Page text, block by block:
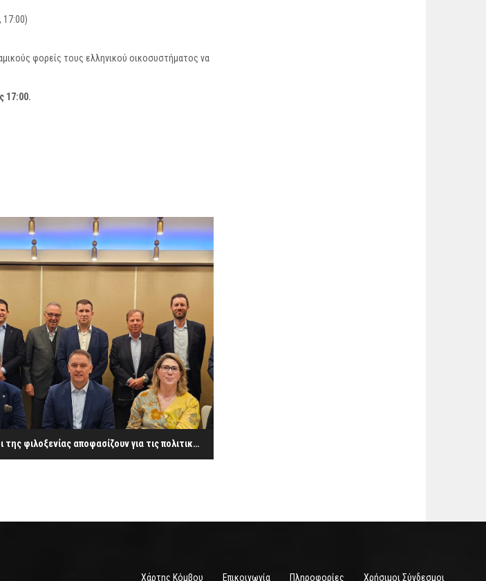
17:00)
φορείς τους ελληνικού οικοσυστήματος να
17:00.
Οι εκπρόσωποι της φιλοξενίας αποφασίζουν για τις πολιτικές προτεραιότητες ενόψει των ευρωεκλογών
Χάρτης Κόμβου Επικοινωνία Πληροφορίες Χρήσιμοι Σύνδεσμοι